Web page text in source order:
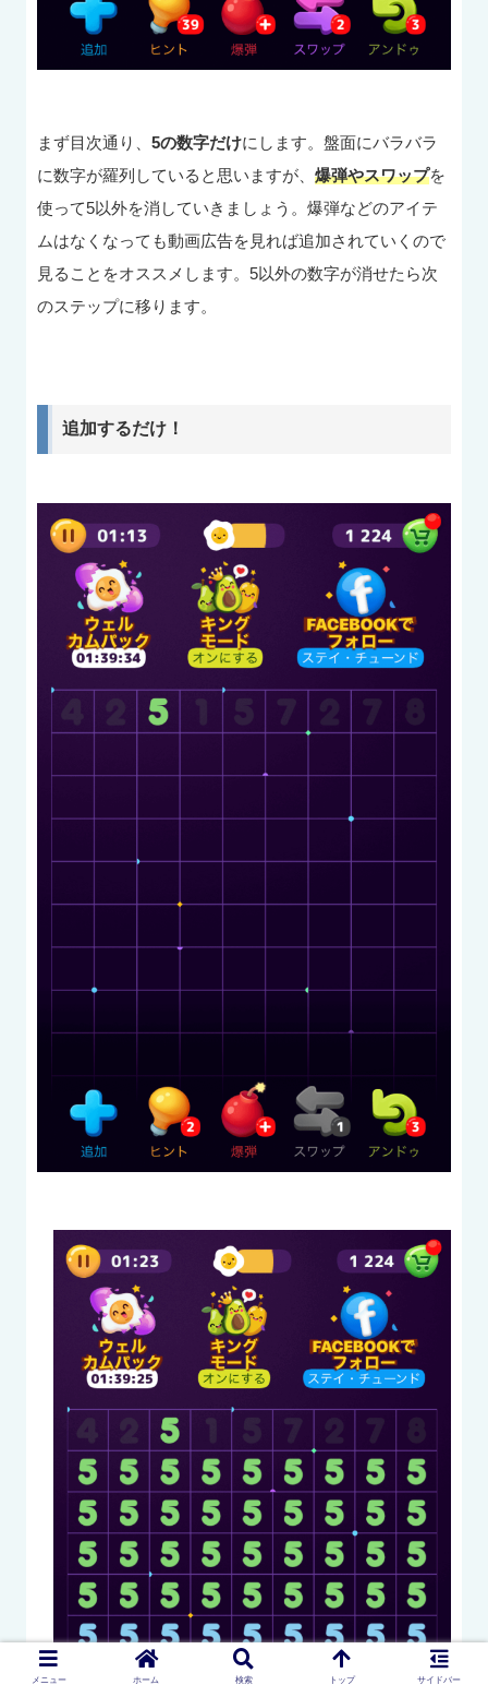
まず目次通り、 5の数字だけにします。盤面にバラバラ
に数字が羅列していると思いますが、 爆弾やスワップを
使って5以外を消していきましょう。爆弾などのアイテ
ムはなくなっても動画広告を見れば追加されていくので
見ることをオススメします。5以外の数字が消せたら次
のステップに移ります。
追加するだけ！
メニュー ホーム 検索 トップ サイドバー